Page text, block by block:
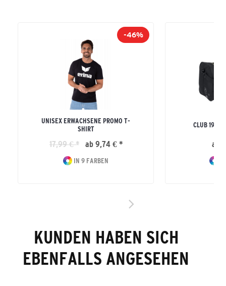
-46%
UNISEX ERWACHSENE PROMO T-
SHIRT
17,99 € * ab 9,74 € *
IN 9 FARBEN
CLUB 1900
ab
KUNDEN HABEN SICH
EBENFALLS ANGESEHEN